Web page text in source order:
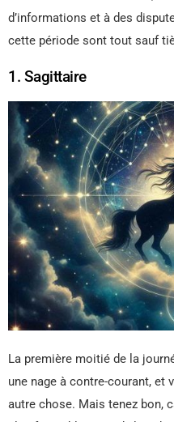
d’informations et à des
cette période sont tout sauf
1. Sagittaire
La première moitié de la
une nage à contre-courant, et
autre chose. Mais tenez bon,